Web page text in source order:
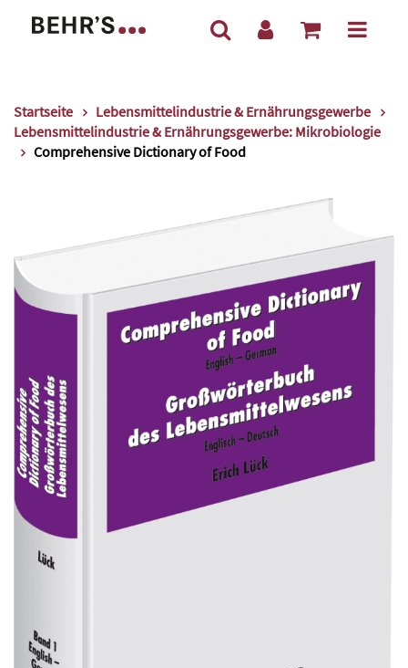
Startseite
Lebensmittelindustrie & Ernährungsgewerbe
Lebensmittelindustrie & Ernährungsgewerbe: Mikrobiologie
Comprehensive Dictionary of Food